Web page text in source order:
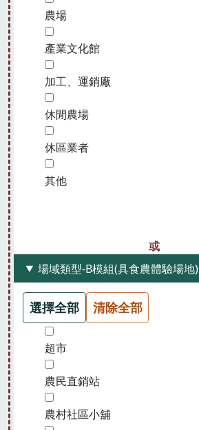
農場
產業文化館
加工、運銷廠
休閒農場
休區業者
其他
場域類型-B模組(具食農體驗場地)
選擇全部 清除全部
超市
農民直銷站
農村社區小舖